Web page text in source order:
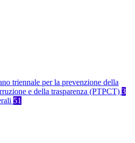
triennale per la prevenzione della
e della trasparenza (PTPCT) 3
51